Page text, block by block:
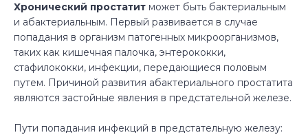
Хронический простатит может быть бактериальным
и абактериальным. Первый развивается в случае
попадания в организм патогенных микроорганизмов,
таких как кишечная палочка, энтерококки,
стафилококки, инфекции, передающиеся половым
путем. Причиной развития абактериального простатита
являются застойные явления в предстательной железе.
Пути попадания инфекций в предстательную железу: ­